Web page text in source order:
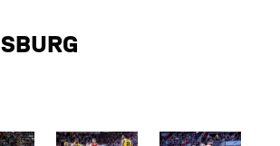
voller GrößeZeige in voller GrößeZeige in voller Größe